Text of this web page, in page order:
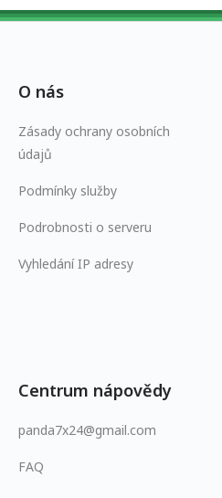
O nás
Zásady ochrany osobních
údajů
Podmínky služby
Podrobnosti o serveru
Vyhledání IP adresy
Centrum nápovědy
panda7x24@gmail.com
FAQ